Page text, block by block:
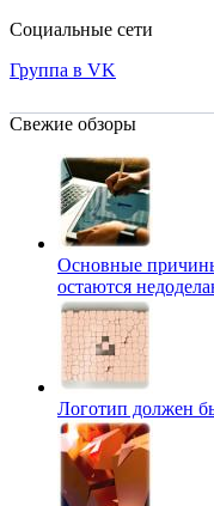
Социальные сети
Группа в VK
Свежие обзоры
Основные
остаются
Логотип должен